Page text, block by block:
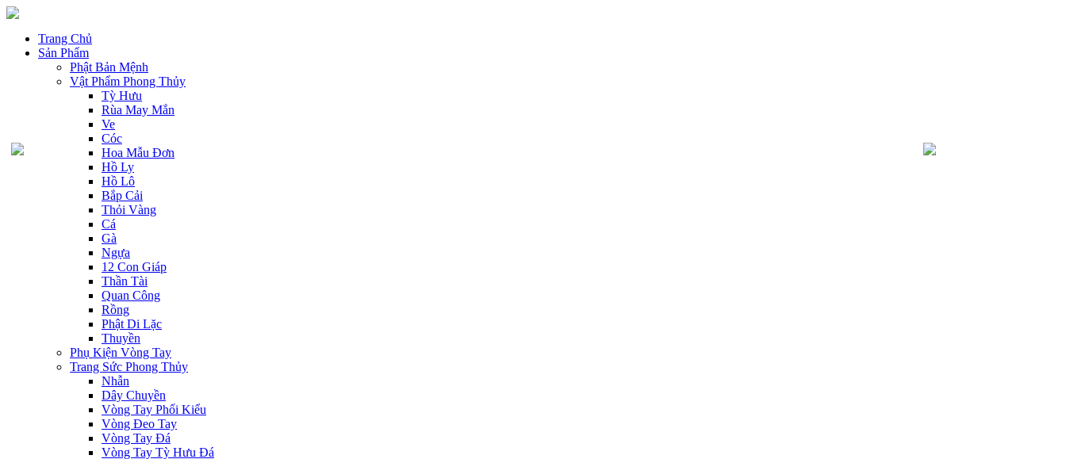
Trang Chủ
Sản Phẩm
Phật Bản Mệnh
Vật Phẩm Phong Thủy
Tỳ Hưu
Rùa May Mắn
Ve
Cóc
Hoa Mẫu Đơn
Hồ Ly
Hồ Lô
Bắp Cải
Thỏi Vàng
Cá
Gà
Ngựa
12 Con Giáp
Thần Tài
Quan Công
Rồng
Phật Di Lặc
Thuyền
Phụ Kiện Vòng Tay
Trang Sức Phong Thủy
Nhẫn
Dây Chuyền
Vòng Tay Phối Kiểu
Vòng Đeo Tay
Vòng Tay Đá
Vòng Tay Tỳ Hưu Đá